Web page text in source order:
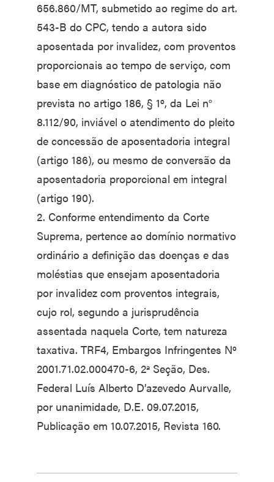
656.860/MT, submetido ao regime do art.
543-B do CPC, tendo a autora sido
aposentada por invalidez, com proventos
proporcionais ao tempo de serviço, com
base em diagnóstico de patologia não
prevista no artigo 186, § 1º, da Lei n°
8.112/90, inviável o atendimento do pleito
de concessão de aposentadoria integral
(artigo 186), ou mesmo de conversão da
aposentadoria proporcional em integral
(artigo 190).
2. Conforme entendimento da Corte
Suprema, pertence ao domínio normativo
ordinário a definição das doenças e das
moléstias que ensejam aposentadoria
por invalidez com proventos integrais,
cujo rol, segundo a jurisprudência
assentada naquela Corte, tem natureza
taxativa. TRF4, Embargos Infringentes Nº
2001.71.02.000470-6, 2ª Seção, Des.
Federal Luís Alberto D’azevedo Aurvalle,
por unanimidade, D.E. 09.07.2015,
Publicação em 10.07.2015, Revista 160.